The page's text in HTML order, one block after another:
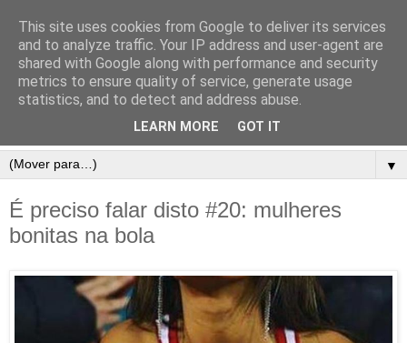
▼
É preciso falar disto #20: mulheres
bonitas na bola
This site uses cookies from Google to deliver its services
and to analyze traffic. Your IP address and user-agent are
shared with Google along with performance and security
metrics to ensure quality of service, generate usage
statistics, and to detect and address abuse.
LEARN MORE GOT IT